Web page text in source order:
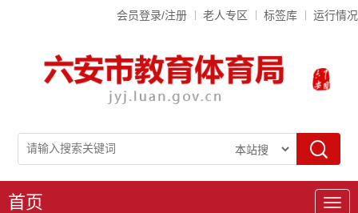
会员登录/注册 老人专区 标签库 运行情况
导
首页